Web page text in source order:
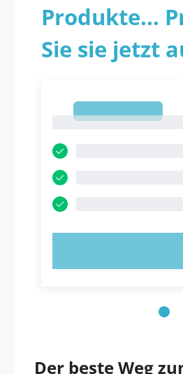
Produkte...
Sie sie jetzt
Der beste Weg